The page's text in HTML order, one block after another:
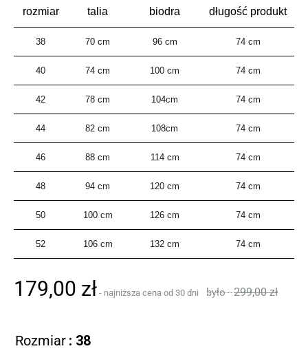
rozmiar talia biodra długość produkt
38 70 cm 96 cm 74 cm
40 74 cm 100 cm 74 cm
42 78 cm 104cm 74 cm
44 82 cm 108cm 74 cm
46 88 cm 114 cm 74 cm
48 94 cm 120 cm 74 cm
50 100 cm 126 cm 74 cm
52 106 cm 132 cm 74 cm
179,00 zł 299,00zł
Rozmiar : 38